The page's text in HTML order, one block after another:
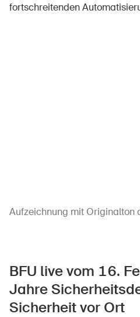
fortschreitenden
Aufzeichnung mit Originalton
BFU live vom 16.
Jahre
Sicherheit vor Ort